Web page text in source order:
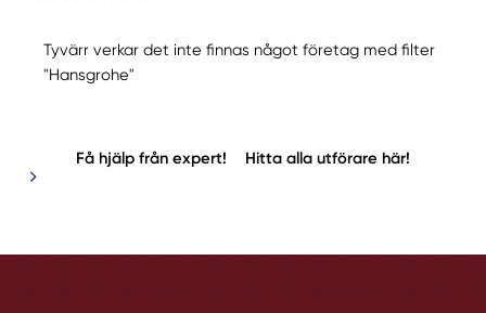
Tyvärr verkar det inte finnas något företag med filter
"Hansgrohe"
Få hjälp från expert! Hitta alla utförare här!